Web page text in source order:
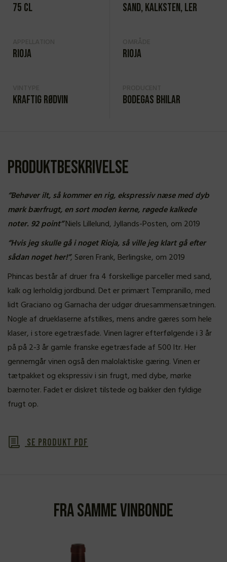
75 cl Sand, kalksten, ler
Rioja Rioja
Kraftig rødvin Bodegas Bhilar
Produktbeskrivelse
“Behøver ilt, så kommer en rig, ekspressiv næse med dyb
mørk bærfrugt, en sort moden kerne, røgede kalkede
noter. 92 point”Niels Lillelund, Jyllands-Posten, om 2019
“Hvis jeg skulle gå i noget Rioja, så ville jeg klart gå efter
sådan noget her!”, Søren Frank, Berlingske, om 2019
Phincas består af druer fra 4 forskellige parceller med sand,
kalk og lerholdig jordbund. Det er primært Tempranillo, med
lidt Graciano og Garnacha der udgør druesammensætningen.
Nogle af drueklaserne afstilkes, mens andre gæres som hele
klaser, i store egetræsfade. Vinen lagrer efterfølgende i 3 år
på på 2-3 år gamle franske egetræsfade af 500 ltr. Her
gennemgår vinen også den malolaktiske gæring. Vinen er
tætpakket og ekspressiv i sin frugt, med dybe, mørke
bærnoter. Fadet er diskret tilstede og bakker den fyldige
frugt op.
Se produkt PDF
Fra samme vinbonde